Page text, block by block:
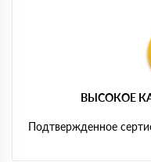
ВЫСОКОЕ
Подтвержденное